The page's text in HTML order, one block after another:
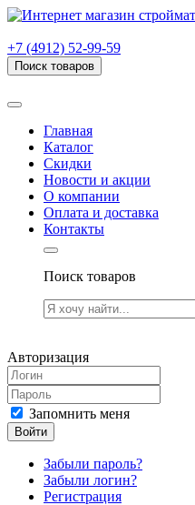
+7 (4912) 52-99-59
Поиск товаров
Главная
Каталог
Скидки
Новости и акции
О компании
Оплата и доставка
Контакты
Поиск товаров
Авторизация
Запомнить меня
Войти
Забыли пароль?
Забыли логин?
Регистрация